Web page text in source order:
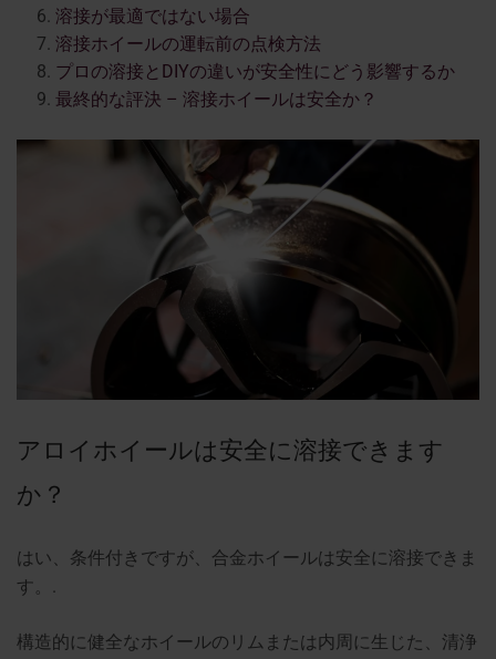
溶接が最適ではない場合
溶接ホイールの運転前の点検方法
プロの溶接とDIYの違いが安全性にどう影響するか
最終的な評決 – 溶接ホイールは安全か？
アロイホイールは安全に溶接できます
か？
はい、条件付きですが、合金ホイールは安全に溶接できま
す。.
構造的に健全なホイールのリムまたは内周に生じた、清浄